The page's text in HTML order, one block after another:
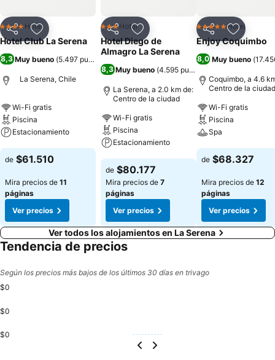
CompartirAgregar a favoritos
4 EstrellasHotel
Hotel Club La Serena
8,3 Muy bueno (5.497 puntuaciones)
La Serena, Chile
Wi-Fi gratis
Piscina
Estacionamiento
Ver precios
de $61.510
Mira precios de 11
páginas
Ver precios
CompartirAgregar a favoritos
3 Estrellas
Hotel
Hotel Diego de
Almagro La Serena
8,3 Muy bueno (4.595 puntuaciones
La Serena, a 2.0 km de:
Centro de la ciudad
Wi-Fi gratis
Piscina
Estacionamiento
Ver precios
de $80.177
Mira precios de 7
páginas
Ver precios
CompartirAgregar
5 EstrellasHotel
Enjoy Coquimbo
8,0 Muy bueno (
Coquimbo, a 4.6
Centro de la ciudad
Wi-Fi gratis
Piscina
Spa
Ver precios
de $68.327
Mira precios de 12
páginas
Ver precios
Ver todos los alojamientos en La Serena
Tendencia de precios
Según los precios más bajos de los últimos 30 días en trivago
$0
$0
$0